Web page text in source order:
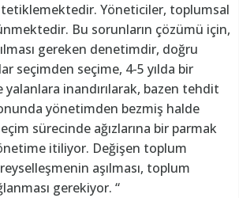
tetiklemektedir. Yöneticiler, toplumsal
Bu sorunların çözümü için,
gereken denetimdir, doğru
seçimden seçime, 4-5 yılda bir
yalanlara inandırılarak, bazen tehdit
yönetimden bezmiş halde
sürecinde ağızlarına bir parmak
itiliyor. Değişen toplum
aşılması, toplum
gerekiyor. “